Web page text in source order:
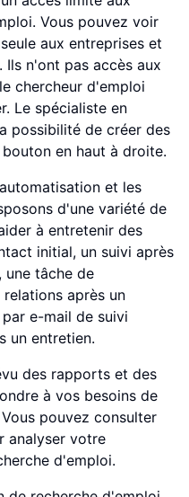
Vous pouvez voir
aux entreprises et
n'ont pas accès aux
chercheur d'emploi
Le spécialiste en
possibilité de créer des
en haut à droite.
et les
d'une variété de
à entretenir des
initial, un suivi après
une tâche de
après un
e-mail de suivi
un entretien.
des rapports et des
à vos besoins de
pouvez consulter
analyser votre
d'emploi.